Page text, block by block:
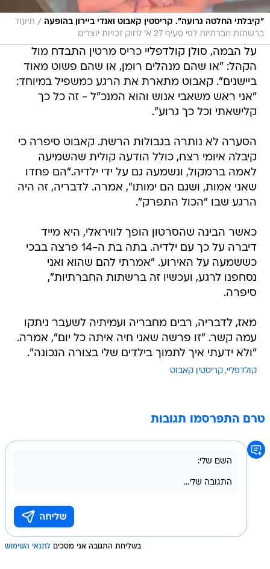
"קיבלתי החלטה גרועה". קריסטין קאבוט ואנדי ביירון בהופעה / תיעוד
ברשתות חברתיות לפי סעיף 27 א' לחוק זכויות יוצרים
על הבמה, סולן קולדפליי כריס מרטין התבדח מול
הקהל: "או שהם מנהלים רומן, או שהם פשוט מאוד
ביישנים". קאבוט מתארת את הרגע כמשפיל במיוחד:
"אני ראש משאבי אנוש והוא המנכ"ל - זה כל כך
קלישאתי וכל כך גרוע".
הסערה לא נותרה בגבולות הרשת. קאבוט סיפרה כי
קיבלה איומי רצח, כולל הודעה קולית שהשמיעה
לאמה ברמקול, ונשמעה גם על ידי ילדיה."הם פחדו
שאני אמות, ושגם הם ימותו", אמרה. לדבריה, זה היה
הרגע שבו "הכול התפרק".
כאשר הבינה שהסרטון הופך לוויראלי, היא מייד
דיברה על כך עם ילדיה. בתה בת ה-14 פרצה בבכי
כששמעה על האירוע. "אמרתי להם שהוא ואני
נסחפנו לרגע, ועכשיו זה ברשתות החברתיות",
סיפרה.
מאז, לדבריה, רבים מחבריה ועמיתיה לשעבר ניתקו
עמה קשר. "זו פרשה שאני חיה איתה כל יום", אמרה.
"ולא ידעתי איך לתמוך בילדים שלי בצורה הנכונה".
קולדפליי קריסטין קאבוט
טרם התפרסמו תגובות
בשליחת התגובה אני מסכים לתנאי השימוש